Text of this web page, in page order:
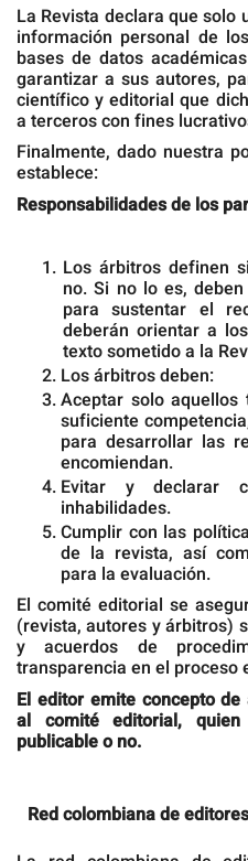
La Revista declara que solo
información personal de
bases de datos
garantizar a sus autores,
científico y editorial que
a terceros con fines
Finalmente, dado nuestra
establece:
Responsabilidades de los
Los árbitros definen
no. Si no lo es,
para sustentar el
deberán orientar a
texto sometido a la
Los árbitros deben:
Aceptar solo
suficiente
para desarrollar las
encomiendan.
Evitar y declarar
inhabilidades.
Cumplir con las
de la revista, así
para la evaluación.
El comité editorial se
(revista, autores y árbitros)
y acuerdos de
transparencia en el proceso
El editor emite concepto
al comité editorial,
publicable o no.
Red colombiana de